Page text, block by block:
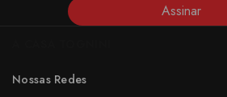
Assinar
Nossas Redes